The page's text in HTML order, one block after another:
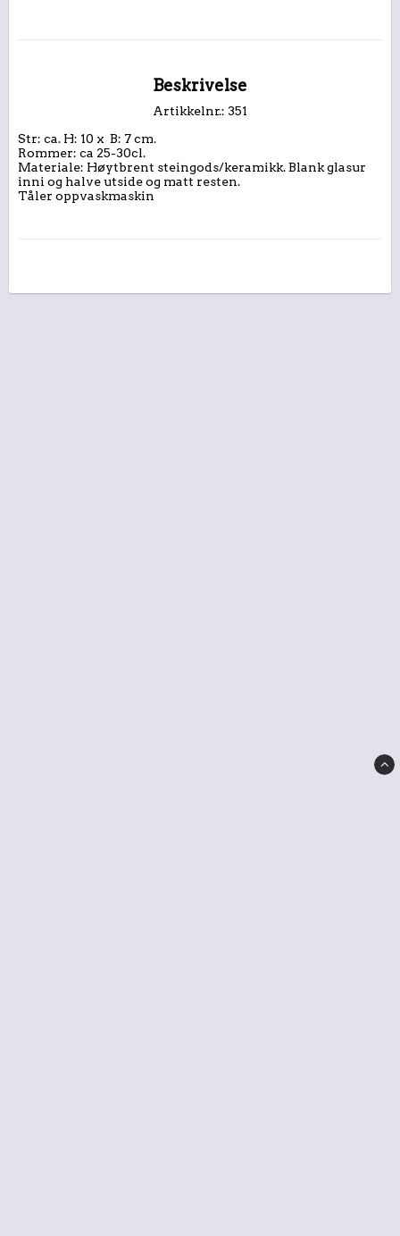
Beskrivelse
Artikkelnr.: 351
Str: ca. H: 10 x  B: 7 cm.
Rommer: ca 25-30cl.
Materiale: Høytbrent steingods/keramikk. Blank glasur
inni og halve utside og matt resten.
Tåler oppvaskmaskin